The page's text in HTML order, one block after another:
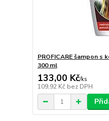
PROFICARE šampon s
300 ml
133,00 Kč/ks
109,92 Kč bez DPH